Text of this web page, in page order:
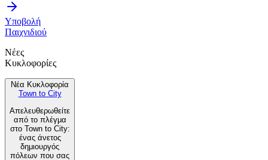
Υποβολή
Παιχνιδιού
Νέες
Κυκλοφορίες
Νέα Κυκλοφορία
Town to City
Απελευθερωθείτε
από το πλέγμα
στο Town to City:
ένας άνετος
δημιουργός
πόλεων που σας